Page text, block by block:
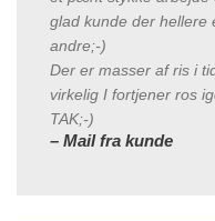
glad kunde der hellere
andre;-)
Der er masser af ris i
virkelig I fortjener ros
TAK;-)
– Mail fra kunde